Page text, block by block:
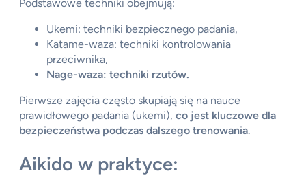
Podstawowe techniki obejmują:
Ukemi: techniki bezpiecznego padania,
Katame-waza: techniki kontrolowania
przeciwnika,
Nage-waza: techniki rzutów.
Pierwsze zajęcia często skupiają się na nauce
prawidłowego padania (ukemi), co jest kluczowe dla
bezpieczeństwa podczas dalszego trenowania.
Aikido w praktyce: